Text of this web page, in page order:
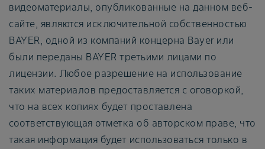
видеоматериалы, опубликованные на данном веб-
сайте, являются исключительной собственностью
BAYER, одной из компаний концерна Bayer или
были переданы BAYER третьими лицами по
лицензии. Любое разрешение на использование
таких материалов предоставляется с оговоркой,
что на всех копиях будет проставлена
соответствующая отметка об авторском праве, что
такая информация будет использоваться только в